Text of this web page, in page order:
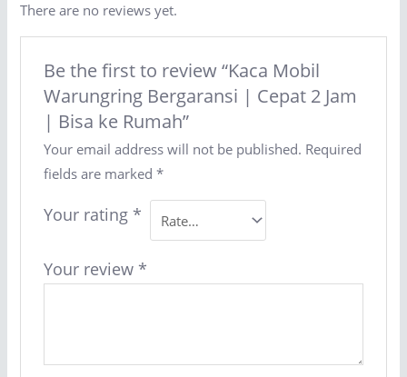
There are no reviews yet.
Be the first to review “Kaca Mobil
Warungring Bergaransi | Cepat 2 Jam
| Bisa ke Rumah”
Your email address will not be published. Required
fields are marked *
Your rating *
Your review *